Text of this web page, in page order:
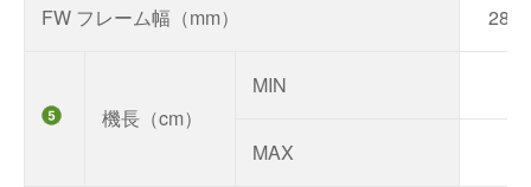
FW フレーム幅（mm） 280
機長（cm）
MIN
MAX